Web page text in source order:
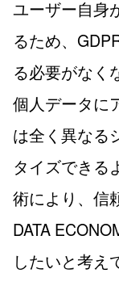
ユーザー自身
るため、
る必要がなく
個人データに
は全く異なる
タイズできる
術により、信
DATA
したいと考え